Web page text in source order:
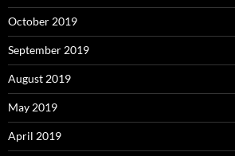
October 2019
September 2019
August 2019
May 2019
April 2019